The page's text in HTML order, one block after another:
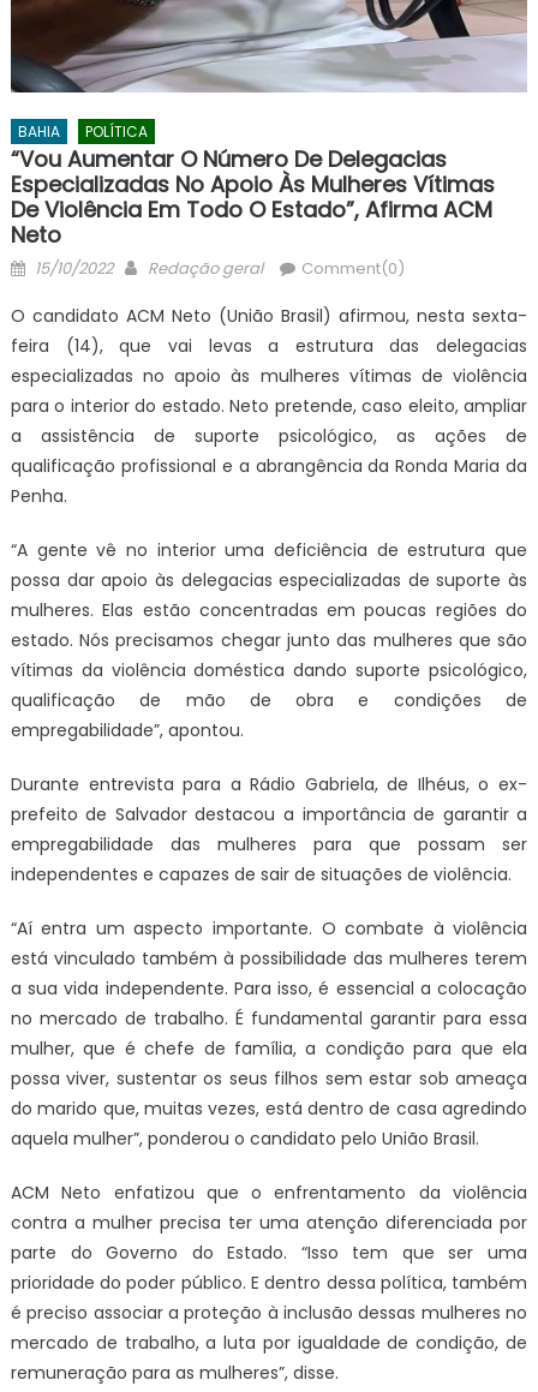
BAHIA POLÍTICA
“Vou Aumentar O Número De Delegacias
Especializadas No Apoio Às Mulheres Vítimas
De Violência Em Todo O Estado”, Afirma ACM
Neto
Posted
15/10/2022 Author
Redação geral Comment(0)
O candidato ACM Neto (União Brasil) afirmou, nesta sexta-
feira (14), que vai levas a estrutura das delegacias
especializadas no apoio às mulheres vítimas de violência
para o interior do estado. Neto pretende, caso eleito, ampliar
a assistência de suporte psicológico, as ações de
qualificação profissional e a abrangência da Ronda Maria da
Penha.
“A gente vê no interior uma deficiência de estrutura que
possa dar apoio às delegacias especializadas de suporte às
mulheres. Elas estão concentradas em poucas regiões do
estado. Nós precisamos chegar junto das mulheres que são
vítimas da violência doméstica dando suporte psicológico,
qualificação de mão de obra e condições de
empregabilidade”, apontou.
Durante entrevista para a Rádio Gabriela, de Ilhéus, o ex-
prefeito de Salvador destacou a importância de garantir a
empregabilidade das mulheres para que possam ser
independentes e capazes de sair de situações de violência.
“Aí entra um aspecto importante. O combate à violência
está vinculado também à possibilidade das mulheres terem
a sua vida independente. Para isso, é essencial a colocação
no mercado de trabalho. É fundamental garantir para essa
mulher, que é chefe de família, a condição para que ela
possa viver, sustentar os seus filhos sem estar sob ameaça
do marido que, muitas vezes, está dentro de casa agredindo
aquela mulher”, ponderou o candidato pelo União Brasil.
ACM Neto enfatizou que o enfrentamento da violência
contra a mulher precisa ter uma atenção diferenciada por
parte do Governo do Estado. “Isso tem que ser uma
prioridade do poder público. E dentro dessa política, também
é preciso associar a proteção à inclusão dessas mulheres no
mercado de trabalho, a luta por igualdade de condição, de
remuneração para as mulheres”, disse.